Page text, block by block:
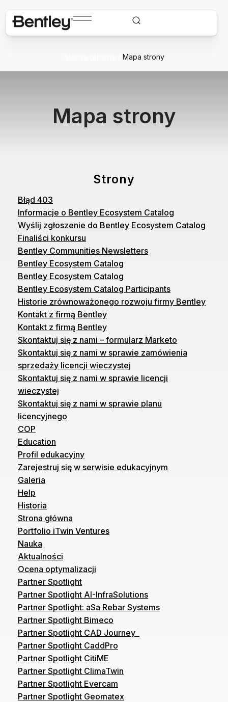
Mapa strony
Mapa strony
Strony
Błąd 403
Informacje o Bentley Ecosystem Catalog
Wyślij zgłoszenie do Bentley Ecosystem Catalog
Finaliści konkursu
Bentley Communities Newsletters
Bentley Ecosystem Catalog
Bentley Ecosystem Catalog
Bentley Ecosystem Catalog Participants
Historie zrównoważonego rozwoju firmy Bentley
Kontakt z firmą Bentley
Kontakt z firmą Bentley
Skontaktuj się z nami – formularz Marketo
Skontaktuj się z nami w sprawie zamówienia
sprzedaży licencji wieczystej
Skontaktuj się z nami w sprawie licencji
wieczystej
Skontaktuj się z nami w sprawie planu
licencyjnego
COP
Education
Profil edukacyjny
Zarejestruj się w serwisie edukacyjnym
Galeria
Help
Historia
Strona główna
Portfolio iTwin Ventures
Nauka
Aktualności
Ocena optymalizacji
Partner Spotlight
Partner Spotlight AI-InfraSolutions
Partner Spotlight: aSa Rebar Systems
Partner Spotlight Bimeco
Partner Spotlight CAD Journey
Partner Spotlight CaddPro
Partner Spotlight CitiME
Partner Spotlight ClimaTwin
Partner Spotlight Evercam
Partner Spotlight Geomatex